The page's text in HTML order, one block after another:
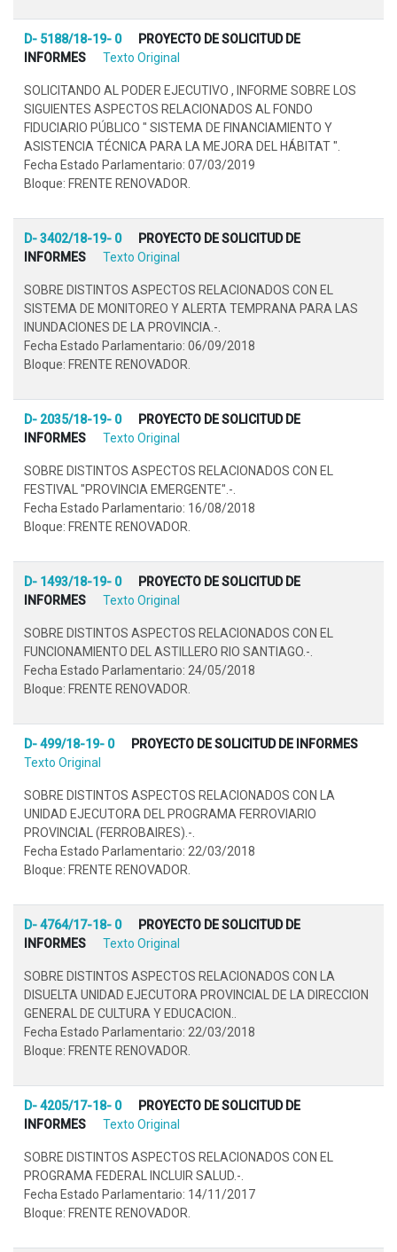
D- 5188/18-19- 0
PROYECTO DE SOLICITUD DE
INFORMES
Texto Original
SOLICITANDO AL PODER EJECUTIVO , INFORME SOBRE LOS
SIGUIENTES ASPECTOS RELACIONADOS AL FONDO
FIDUCIARIO PÚBLICO " SISTEMA DE FINANCIAMIENTO Y
ASISTENCIA TÉCNICA PARA LA MEJORA DEL HÁBITAT ".
Fecha Estado Parlamentario: 07/03/2019
Bloque: FRENTE RENOVADOR.
D- 3402/18-19- 0
PROYECTO DE SOLICITUD DE
INFORMES
Texto Original
SOBRE DISTINTOS ASPECTOS RELACIONADOS CON EL
SISTEMA DE MONITOREO Y ALERTA TEMPRANA PARA LAS
INUNDACIONES DE LA PROVINCIA.-.
Fecha Estado Parlamentario: 06/09/2018
Bloque: FRENTE RENOVADOR.
D- 2035/18-19- 0
PROYECTO DE SOLICITUD DE
INFORMES
Texto Original
SOBRE DISTINTOS ASPECTOS RELACIONADOS CON EL
FESTIVAL "PROVINCIA EMERGENTE".-.
Fecha Estado Parlamentario: 16/08/2018
Bloque: FRENTE RENOVADOR.
D- 1493/18-19- 0
PROYECTO DE SOLICITUD DE
INFORMES
Texto Original
SOBRE DISTINTOS ASPECTOS RELACIONADOS CON EL
FUNCIONAMIENTO DEL ASTILLERO RIO SANTIAGO.-.
Fecha Estado Parlamentario: 24/05/2018
Bloque: FRENTE RENOVADOR.
D- 499/18-19- 0
PROYECTO DE SOLICITUD DE INFORMES
Texto Original
SOBRE DISTINTOS ASPECTOS RELACIONADOS CON LA
UNIDAD EJECUTORA DEL PROGRAMA FERROVIARIO
PROVINCIAL (FERROBAIRES).-.
Fecha Estado Parlamentario: 22/03/2018
Bloque: FRENTE RENOVADOR.
D- 4764/17-18- 0
PROYECTO DE SOLICITUD DE
INFORMES
Texto Original
SOBRE DISTINTOS ASPECTOS RELACIONADOS CON LA
DISUELTA UNIDAD EJECUTORA PROVINCIAL DE LA DIRECCION
GENERAL DE CULTURA Y EDUCACION..
Fecha Estado Parlamentario: 22/03/2018
Bloque: FRENTE RENOVADOR.
D- 4205/17-18- 0
PROYECTO DE SOLICITUD DE
INFORMES
Texto Original
SOBRE DISTINTOS ASPECTOS RELACIONADOS CON EL
PROGRAMA FEDERAL INCLUIR SALUD.-.
Fecha Estado Parlamentario: 14/11/2017
Bloque: FRENTE RENOVADOR.